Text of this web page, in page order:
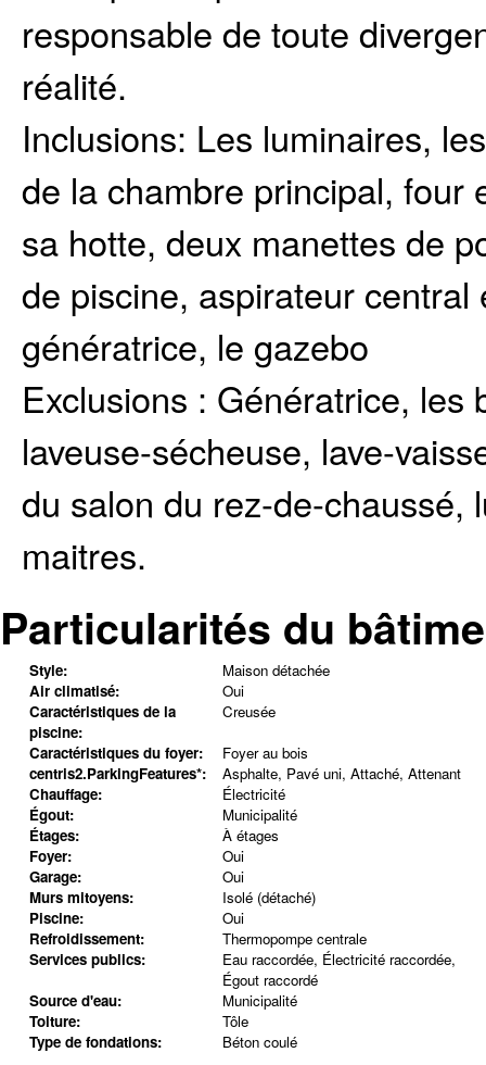
responsable de toute
réalité.
Inclusions: Les luminaires,
de la chambre principal, four
sa hotte, deux manettes de
de piscine, aspirateur
génératrice, le gazebo
Exclusions : Génératrice, les
laveuse-sécheuse, lave-
du salon du rez-de-chaussé,
maitres.
Particularités du
Style:
Maison détachée
Air climatisé:
Oui
Caractéristiques de la
piscine:
Creusée
Caractéristiques du foyer:
Foyer au bois
centris2.ParkingFeatures*:
Asphalte, Pavé uni, Attaché, Attenant
Chauffage:
Électricité
Égout:
Municipalité
Étages:
À étages
Foyer:
Oui
Garage:
Oui
Murs mitoyens:
Isolé (détaché)
Piscine:
Oui
Refroidissement:
Thermopompe centrale
Services publics:
Eau raccordée, Électricité raccordée,
Égout raccordé
Source d'eau:
Municipalité
Toiture:
Tôle
Type de fondations:
Béton coulé